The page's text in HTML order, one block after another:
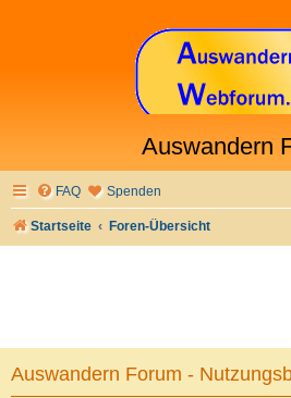
Auswandern
FAQ Spenden
Startseite Foren-Übersicht
Auswandern Forum -